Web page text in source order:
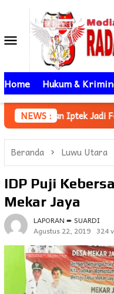
kontenMenu
Mobile
Home Hukum &
NEWS :
Jadi Fondasi Utama
Beranda Luwu Utara
IDP Puji
Mekar Jaya
LAPORAN ➨ SUARDI
Agustus 22, 2019 324